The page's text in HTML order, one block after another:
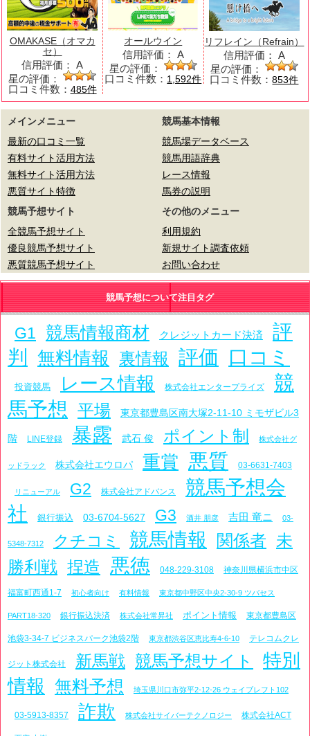
OMAKASE（オマカ
セ）
信用評価： A
星の評価：
口コミ件数： 485件
オールウイン
信用評価： A
星の評価：
口コミ件数： 1,592件
リフレイン（Refrain）
信用評価： A
星の評価：
口コミ件数：853件
メインメニュー
最新の口コミ一覧
有料サイト活用方法
無料サイト活用方法
悪質サイト特徴
競馬基本情報
競馬場データベース
競馬用語辞典
レース情報
馬券の説明
競馬予想サイト
全競馬予想サイト
優良競馬予想サイト
悪質競馬予想サイト
その他のメニュー
利用規約
新規サイト調査依頼
お問い合わせ
競馬予想について注目タグ
G1 競馬情報商材 クレジットカード決済
評
判
無料情報 裏情報 評価 口コミ
投資競馬 レース情報 株式会社エンタープライズ
競
馬予想
平場 東京都豊島区南大塚2-11-10 ミモザビル3
階 LINE登録 暴露 武石 俊 ポイント制 株式会社グ
ッドラック 株式会社エウロパ 重賞 悪質 03-6631-7403
リニューアル G2 株式会社アドバンス
競馬予想会
社
銀行振込 03-6704-5627 G3 酒井 朋彦 吉田 竜ニ 03-
5348-7312 クチコミ 競馬情報 関係者 未
勝利戦 捏造 悪徳 048-229-3108 神奈川県横浜市中区
福富町西通1-7 初心者向け 有料情報 東京都中野区中央2-30-9 ツバセス
PART18-320 銀行振込決済 株式会社常昇社 ポイント情報 東京都豊島区
池袋3-34-7 ビジネスパーク池袋2階 東京都渋谷区恵比寿4-6-10 テレコムクレ
ジット株式会社 新馬戦 競馬予想サイト
特別
情報
無料予想 埼玉県川口市弥平2-12-26 ウェイブレフト102
03-5913-8357 詐欺 株式会社サイバーテクノロジー 株式会社ACT